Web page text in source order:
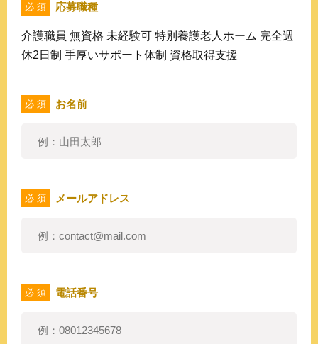
必 須 応募職種
介護職員 無資格 未経験可 特別養護老人ホーム 完全週
休2日制 手厚いサポート体制 資格取得支援
必 須 お名前
必 須 メールアドレス
必 須 電話番号